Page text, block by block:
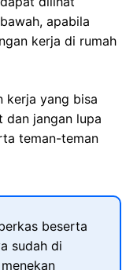
apabila
kerja di rumah
kerja yang bisa
dan jangan lupa
teman-teman
beserta
sudah di